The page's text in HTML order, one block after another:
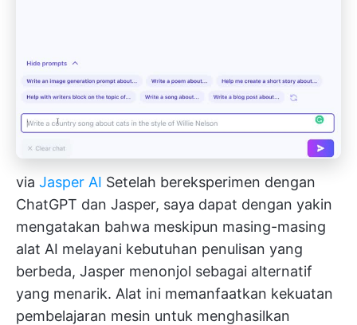
via Jasper AI Setelah bereksperimen dengan
ChatGPT dan Jasper, saya dapat dengan yakin
mengatakan bahwa meskipun masing-masing
alat AI melayani kebutuhan penulisan yang
berbeda, Jasper menonjol sebagai alternatif
yang menarik. Alat ini memanfaatkan kekuatan
pembelajaran mesin untuk menghasilkan